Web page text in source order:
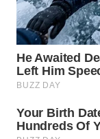
WN
KARAWANG
WN
BEKASI
WN
BOGOR